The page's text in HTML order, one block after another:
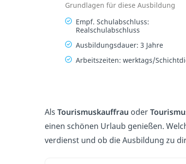
Grundlagen für diese Ausbildung
Empf. Schulabschluss:
Realschulabschluss
Ausbildungsdauer: 3 Jahre
Arbeitszeiten: werktags/
Als Tourismuskauffrau oder
einen schönen Urlaub genießen.
verdienst und ob die Ausbildung zu